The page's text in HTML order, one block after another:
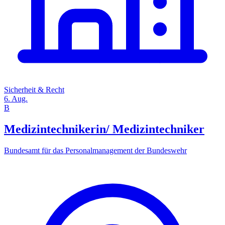
Sicherheit & Recht
6. Aug.
B
Medizintechnikerin/ Medizintechniker
Bundesamt für das Personalmanagement der Bundeswehr